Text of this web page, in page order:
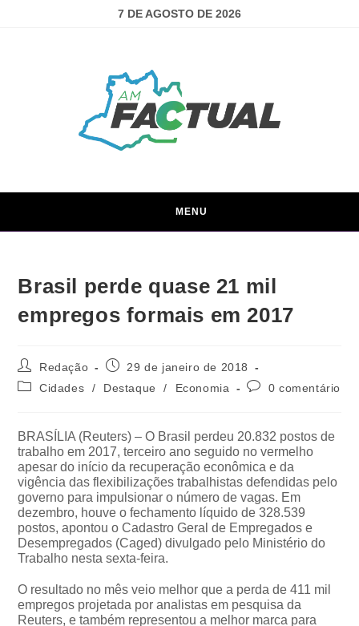
7 DE AGOSTO DE 2026
MENU
Brasil perde quase 21 mil
empregos formais em 2017
Redação
29 de janeiro de 2018
Cidades
/ Destaque / Economia 0 comentário
BRASÍLIA (Reuters) – O Brasil perdeu 20.832 postos de
trabalho em 2017, terceiro ano seguido no vermelho
apesar do início da recuperação econômica e da
vigência das flexibilizações trabalhistas defendidas pelo
governo para impulsionar o número de vagas. Em
dezembro, houve o fechamento líquido de 328.539
postos, apontou o Cadastro Geral de Empregados e
Desempregados (Caged) divulgado pelo Ministério do
Trabalho nesta sexta-feira.
O resultado no mês veio melhor que a perda de 411 mil
empregos projetada por analistas em pesquisa da
Reuters, e também representou a melhor marca para